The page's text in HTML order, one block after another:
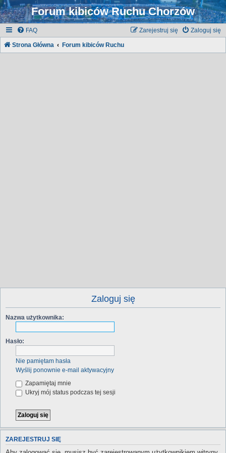
Forum kibiców Ruchu Chorzów
FAQ Zaloguj się
Zarejestruj się
Strona Główna Forum kibiców Ruchu
Zaloguj się
Nazwa użytkownika:
Hasło:
Nie pamiętam hasła
Wyślij ponownie e-mail aktywacyjny
Zapamiętaj mnie
Ukryj mój status podczas tej sesji
ZAREJESTRUJ SIĘ